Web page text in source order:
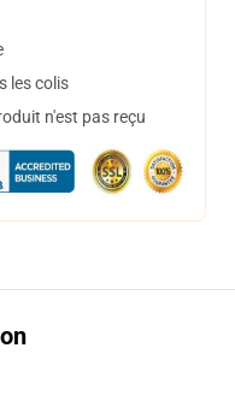
les colis
n'est pas reçu